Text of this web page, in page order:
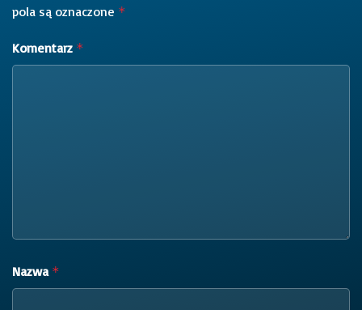
pola są oznaczone *
Komentarz *
Nazwa *